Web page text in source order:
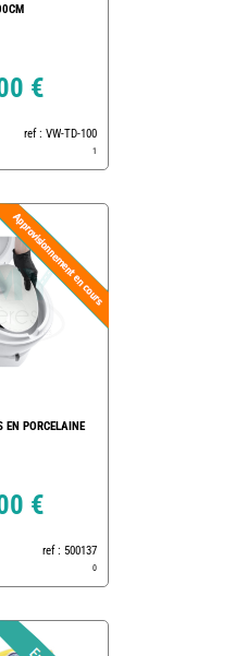
€
ref : VW-TD-100
1
EN PORCELAINE
€
ref : 500137
0